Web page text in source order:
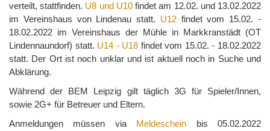
verteilt, stattfinden. U8 und U10findet am 12.02. und 13.02.2022
im Vereinshaus von Lindenau statt. U12findet vom 15.02. -
18.02.2022 im Vereinshaus der Mühle in Markkranstädt (OT
Lindennaundorf) statt. U14 - U18 findet vom 15.02. - 18.02.2022
statt. Der Ort ist noch unklar und ist aktuell noch in Suche und
Abklärung.
Während der BEM Leipzig gilt täglich 3G für Spieler/Innen,
sowie 2G+ für Betreuer und Eltern.
Anmeldungen müssen via Meldeschein bis 05.02.2022